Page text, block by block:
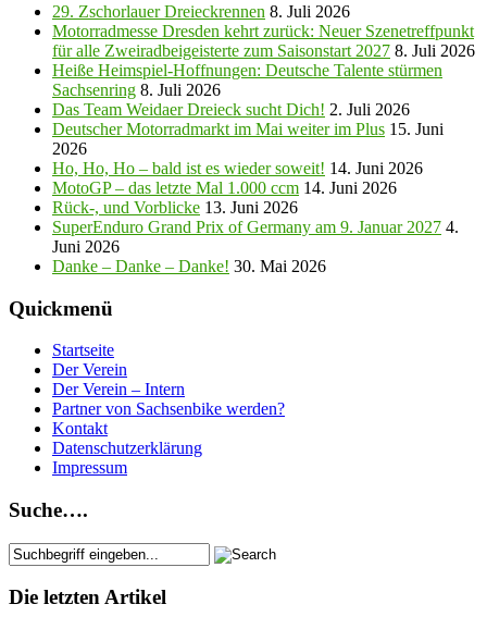
29. Zschorlauer Dreieckrennen 8. Juli 2026
Motorradmesse Dresden kehrt zurück: Neuer Szenetreffpunkt
für alle Zweiradbeigeisterte zum Saisonstart 2027 8. Juli 2026
Heiße Heimspiel-Hoffnungen: Deutsche Talente stürmen
Sachsenring 8. Juli 2026
Das Team Weidaer Dreieck sucht Dich! 2. Juli 2026
Deutscher Motorradmarkt im Mai weiter im Plus 15. Juni
2026
Ho, Ho, Ho – bald ist es wieder soweit! 14. Juni 2026
MotoGP – das letzte Mal 1.000 ccm 14. Juni 2026
Rück-, und Vorblicke 13. Juni 2026
SuperEnduro Grand Prix of Germany am 9. Januar 2027 4.
Juni 2026
Danke – Danke – Danke! 30. Mai 2026
Quickmenü
Startseite
Der Verein
Der Verein – Intern
Partner von Sachsenbike werden?
Kontakt
Datenschutzerklärung
Impressum
Suche….
Die letzten Artikel